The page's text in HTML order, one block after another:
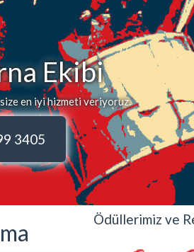
Ekibi
en iyi hizmeti veriyoruz.
3405
Ödüllerimiz ve